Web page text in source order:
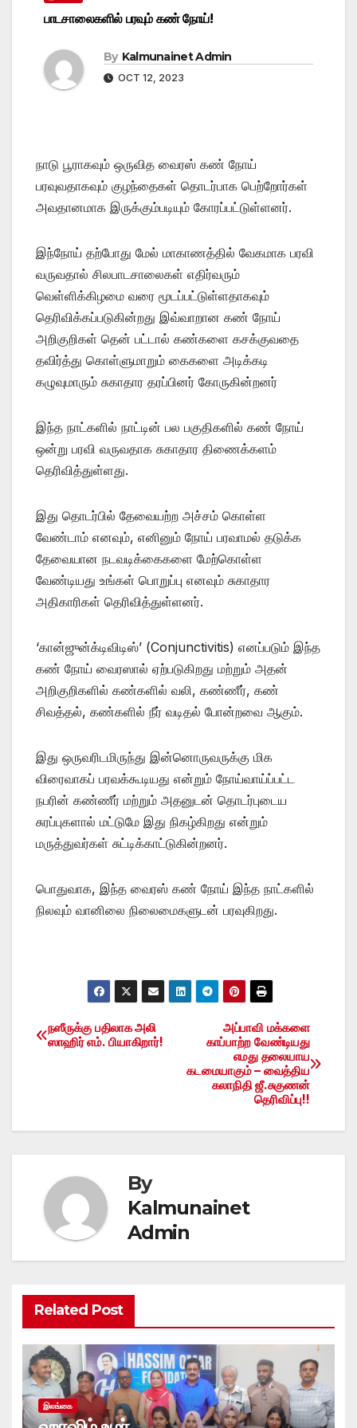
பாடசாலைகளில் பரவும் கண் நோய்!
By Kalmunainet Admin
OCT 12, 2023
நாடு பூராகவும் ஒருவித வைரஸ் கண் நோய்
பரவுவதாகவும் குழந்தைகள் தொடர்பாக பெற்றோர்கள்
அவதானமாக இருக்கும்படியும் கோரப்பட்டுள்ளனர்.
இந்நோய் தற்போது மேல் மாகாணத்தில் வேகமாக பரவி
வருவதால் சிலபாடசாலைகள் எதிர்வரும்
வெள்ளிக்கிழமை வரை மூடப்பட்டுள்ளதாகவும்
தெரிவிக்கப்படுகின்றது இவ்வாறான கண் நோய்
அறிகுறிகள் தென் பட்டால் கண்களை கசக்குவதை
தவிர்த்து கொள்ளுமாறும் கைகளை அடிக்கடி
கழுவுமாரும் சுகாதார தரப்பினர் கோருகின்றனர்
இந்த நாட்களில் நாட்டின் பல பகுதிகளில் கண் நோய்
ஒன்று பரவி வருவதாக சுகாதார திணைக்களம்
தெரிவித்துள்ளது.
இது தொடர்பில் தேவையற்ற அச்சம் கொள்ள
வேண்டாம் எனவும், எனினும் நோய் பரவாமல் தடுக்க
தேவையான நடவடிக்கைகளை மேற்கொள்ள
வேண்டியது உங்கள் பொறுப்பு எனவும் சுகாதார
அதிகாரிகள் தெரிவித்துள்ளனர்.
‘கான்ஜுன்க்டிவிடிஸ்’ (Conjunctivitis) எனப்படும் இந்த
கண் நோய் வைரஸால் ஏற்படுகிறது மற்றும் அதன்
அறிகுறிகளில் கண்களில் வலி, கண்ணீர், கண்
சிவத்தல், கண்களில் நீர் வடிதல் போன்றவை ஆகும்.
இது ஒருவரிடமிருந்து இன்னொருவருக்கு மிக
விரைவாகப் பரவக்கூடியது என்றும் நோய்வாய்ப்பட்ட
நபரின் கண்ணீர் மற்றும் அதனுடன் தொடர்புடைய
சுரப்புகளால் மட்டுமே இது நிகழ்கிறது என்றும்
மருத்துவர்கள் சுட்டிக்காட்டுகின்றனர்.
பொதுவாக, இந்த வைரஸ் கண் நோய் இந்த நாட்களில்
நிலவும் வானிலை நிலைமைகளுடன் பரவுகிறது.
Post
அப்பாவி மக்களை
காப்பாற்ற வேண்டியது
எமது தலையாய
கடமையாகும் – வைத்திய
கலாநிதி ஜீ.சுகுணன்
தெரிவிப்பு!!
நஸீருக்கு பதிலாக அலி
ஸாஹிர் எம். பியாகிறார்!
By
Kalmunainet
Admin
Related Post
இலங்கை